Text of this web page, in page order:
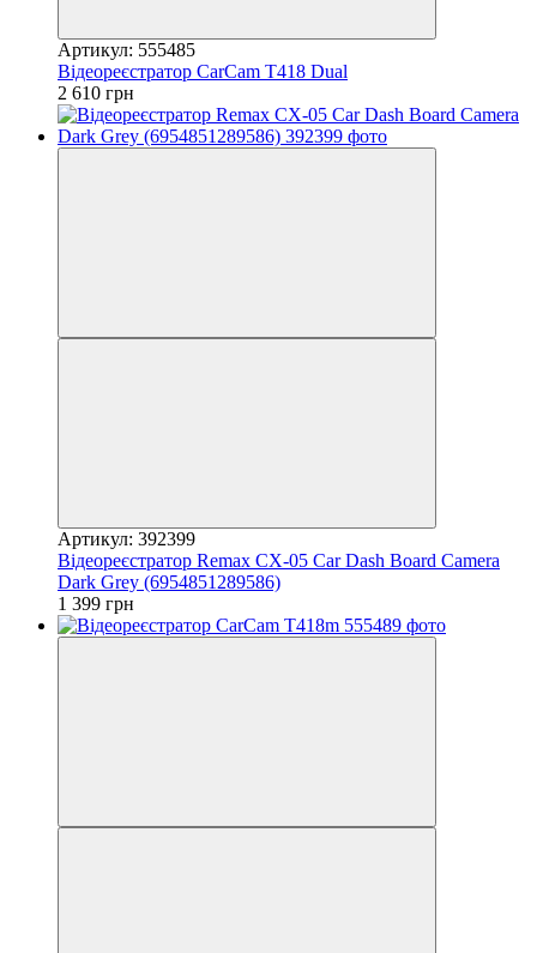
Артикул: 555485
Відеореєстратор CarCam T418 Dual
2 610 грн
Артикул: 392399
Відеореєстратор Remax CX-05 Car Dash Board Camera
Dark Grey (6954851289586)
1 399 грн